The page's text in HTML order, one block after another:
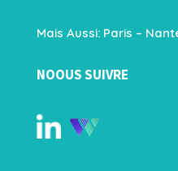
Mais Aussi: Paris –
NOOUS SUIVRE